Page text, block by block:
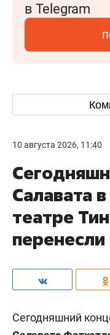
в Telegram
10 августа 2026, 11:40
Салавата
театре
перенесли
Сегодняшний